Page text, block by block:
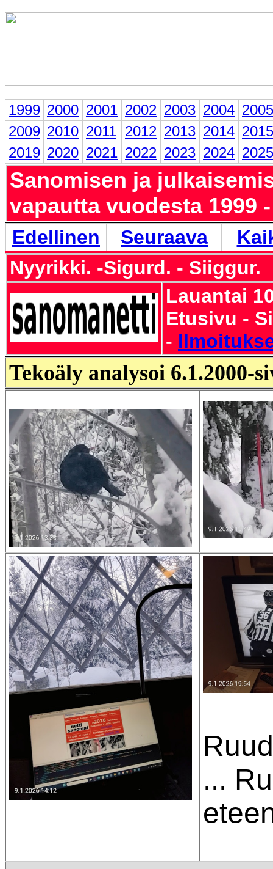
1999 2000 2001 2002 2003 2004 2005
2009 2010 2011 2012 2013 2014 2015
2019 2020 2021 2022 2023 2024 2025
Sanomisen ja
vapautta vuodesta 1999
Edellinen Seuraava
Nyyrikki. -Sigurd. - Siiggur.
Lauantai
Etusivu -
-
Tekoäly analysoi 6.1.2000-
...